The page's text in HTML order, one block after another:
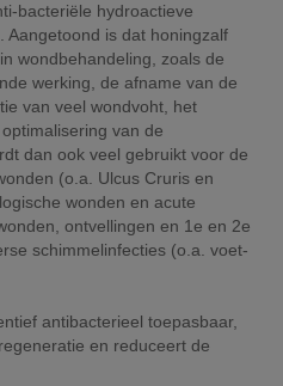
bacteriële hydroactieve
Aangetoond is dat honingzalf
wondbehandeling, zoals de
werking, de afname van de
van veel wondvoht, het
van de
dan ook veel gebruikt voor de
(o.a. Ulcus Cruris en
wonden en acute
ontvellingen en 1e en 2e
schimmelinfecties (o.a. voet-
antibacterieel toepasbaar,
en reduceert de